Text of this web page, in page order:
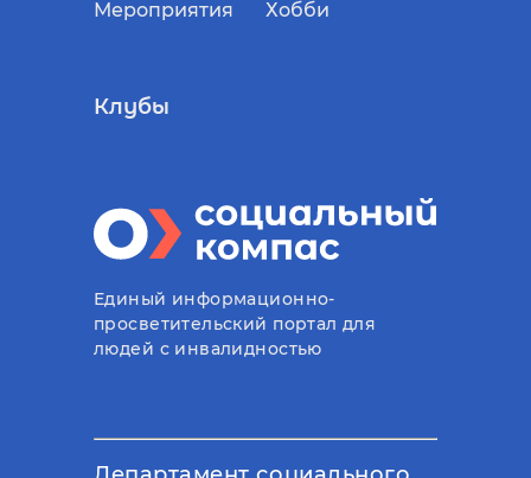
Мероприятия
Хобби
Клубы
Единый информационно-
просветительский портал для
людей с инвалидностью